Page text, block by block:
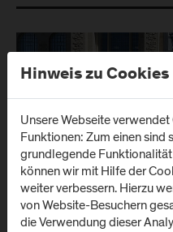
Hinweis zu Cookies
Unsere Webseite
Funktionen: Zum einen sind
grundlegende
können wir mit Hilfe der
weiter verbessern. Hierzu
von Website-Besuchern
die Verwendung dieser